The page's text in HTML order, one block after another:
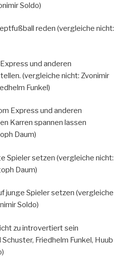
Soldo)
reden (vergleiche nicht:
und anderen
(vergleiche nicht: Zvonimir
Funkel)
Express und anderen
Karren spannen lassen
Daum)
Spieler setzen (vergleiche nicht:
Daum)
junge Spieler setzen (vergleiche
Soldo)
zu introvertiert sein
Friedhelm Funkel, Huub